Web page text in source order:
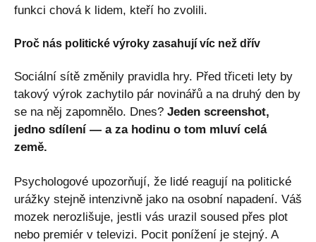
funkci chová k lidem, kteří ho zvolili.
Proč nás politické výroky zasahují víc než dřív
Sociální sítě změnily pravidla hry. Před třiceti lety by
takový výrok zachytilo pár novinářů a na druhý den by
se na něj zapomnělo. Dnes? Jeden screenshot,
jedno sdílení — a za hodinu o tom mluví celá
země.
Psychologové upozorňují, že lidé reagují na politické
urážky stejně intenzivně jako na osobní napadení. Váš
mozek nerozlišuje, jestli vás urazil soused přes plot
nebo premiér v televizi. Pocit ponížení je stejný. A